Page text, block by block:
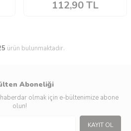
112,90TL
ürün bulunmaktadır.
Aboneliği
olmak için e-bültenimize abone
olun!
KAYIT OL